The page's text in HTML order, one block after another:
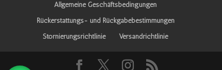
Allgemeine Geschäftsbedingungen
Rückerstattungs- und Rückgabebestimmungen
Stornierungsrichtlinie
Versandrichtlinie